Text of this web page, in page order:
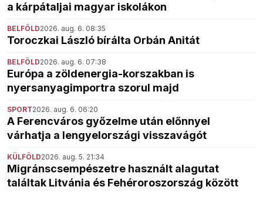
a kárpátaljai magyar iskolákon
BELFÖLD2026. aug. 6. 08:35
Toroczkai László bírálta Orbán Anitát
BELFÖLD2026. aug. 6. 07:38
Európa a zöldenergia-korszakban is
nyersanyagimportra szorul majd
SPORT2026. aug. 6. 06:20
A Ferencváros győzelme után előnnyel
várhatja a lengyelországi visszavágót
KÜLFÖLD2026. aug. 5. 21:34
Migránscsempészetre használt alagutat
találtak Litvánia és Fehéroroszország között